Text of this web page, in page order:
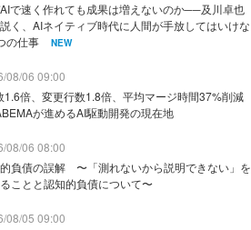
で速く作れても成果は増えないのか──及川卓也
く、AIネイティブ時代に人間が手放してはいけな
の仕事
NEW
08/06 09:00
1.6倍、変更行数1.8倍、平均マージ時間37%削減
が進めるAI駆動開発の現在地
08/06 08:00
負債の誤解 〜「測れないから説明できない」を
ことと認知的負債について〜
08/05 09:00